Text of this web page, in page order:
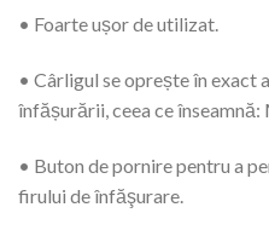
• Foarte ușor de utilizat.
• Cârligul se oprește în exact
înfășurării, ceea ce
• Buton de pornire pentru a
firului de înfăşurare.